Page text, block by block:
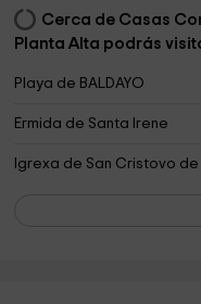
Cerca de Casas
Planta Alta podrás
Playa de BALDAYO
Ermida de Santa Irene
Igrexa de San Cristovo de